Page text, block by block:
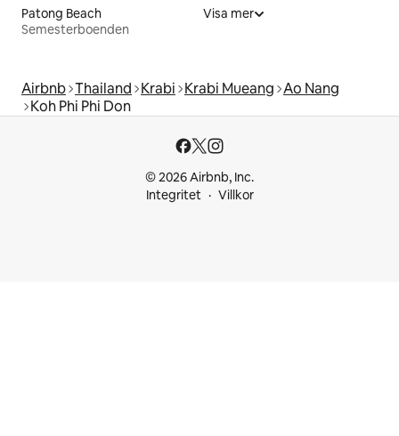
Patong Beach
Semesterboenden
Visa mer
Airbnb Thailand Krabi Krabi Mueang Ao Nang
Koh Phi Phi Don
© 2026 Airbnb, Inc.
Integritet
Villkor